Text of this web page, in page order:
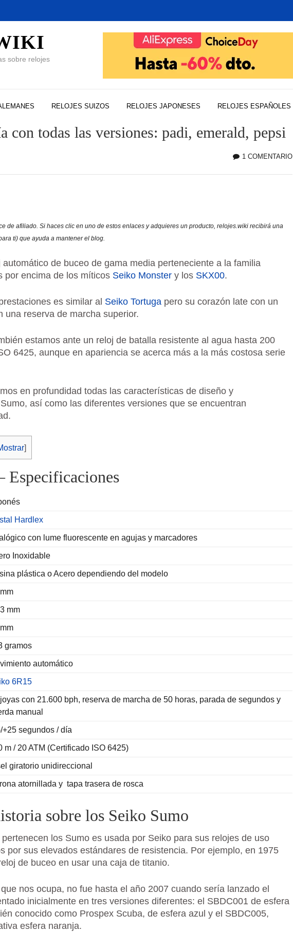
sobre relojes
RELOJES SUIZOS RELOJES JAPONESES RELOJES ESPAÑOLES
con todas las versiones: padi, emerald, pepsi
1 COMENTARIO
de afiliado. Si haces clic en uno de estos enlaces y adquieres un producto, relojes.wiki recibirá una
ti) que ayuda a mantener el blog.
de buceo de gama media perteneciente a la familia
por encima de los míticos Seiko Monster y los SKX00.
es similar al Seiko Tortuga pero su corazón late con un
una reserva de marcha superior.
estamos ante un reloj de batalla resistente al agua hasta 200
6425, aunque en apariencia se acerca más a la más costosa serie
en profundidad todas las características de diseño y
así como las diferentes versiones que se encuentran
]
Especificaciones
Hardlex
con lume fluorescente en agujas y marcadores
Inoxidable
plástica o Acero dependiendo del modelo
mm
gramos
automático
6R15
con 21.600 bph, reserva de marcha de 50 horas, parada de segundos y
manual
+25 segundos / día
m / 20 ATM (Certificado ISO 6425)
giratorio unidireccional
atornillada y tapa trasera de rosca
sobre los Seiko Sumo
los Sumo es usada por Seiko para sus relojes de uso
por sus elevados estándares de resistencia. Por ejemplo, en 1975
de buceo en usar una caja de titanio.
nos ocupa, no fue hasta el año 2007 cuando sería lanzado el
inicialmente en tres versiones diferentes: el SBDC001 de esfera
conocido como Prospex Scuba, de esfera azul y el SBDC005,
esfera naranja.